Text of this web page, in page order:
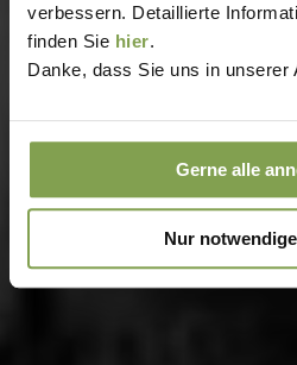
verbessern. Detaillierte
finden Sie hier.
Danke, dass Sie uns in unserer
Gerne alle
Nur